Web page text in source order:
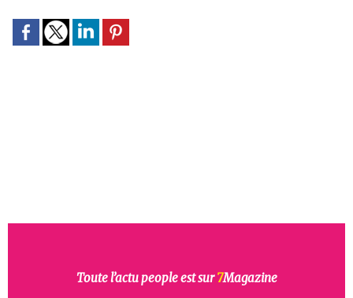
Toute l’actu people est sur7Magazine